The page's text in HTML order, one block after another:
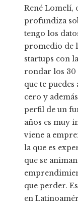
René Lomelí,
profundiza
tengo los
promedio de
startups con
rondar los 30
que te
cero y
perfil de un
años es muy
viene a
la que es
que se
que perder.
en